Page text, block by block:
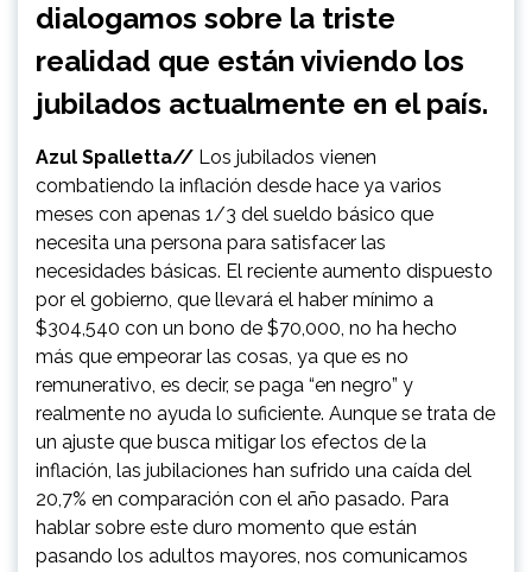
dialogamos sobre la triste
realidad que están viviendo los
jubilados actualmente en el país.
Azul Spalletta// Los jubilados vienen
combatiendo la inflación desde hace ya varios
meses con apenas 1/3 del sueldo básico que
necesita una persona para satisfacer las
necesidades básicas. El reciente aumento dispuesto
por el gobierno, que llevará el haber mínimo a
$304,540 con un bono de $70,000, no ha hecho
más que empeorar las cosas, ya que es no
remunerativo, es decir, se paga “en negro” y
realmente no ayuda lo suficiente. Aunque se trata de
un ajuste que busca mitigar los efectos de la
inflación, las jubilaciones han sufrido una caída del
20,7% en comparación con el año pasado. Para
hablar sobre este duro momento que están
pasando los adultos mayores, nos comunicamos